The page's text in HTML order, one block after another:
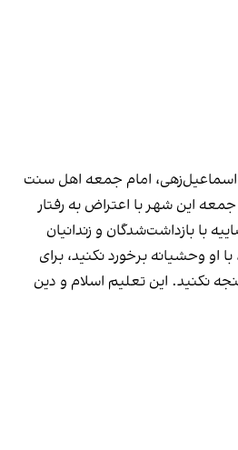
امام جمعه اهل سنت
این شهر با اعتراض به رفتار
با بازداشت‌شدگان و زندانیان
او وحشیانه برخورد نکنید، برای
نکنید. این تعلیم اسلام و دین